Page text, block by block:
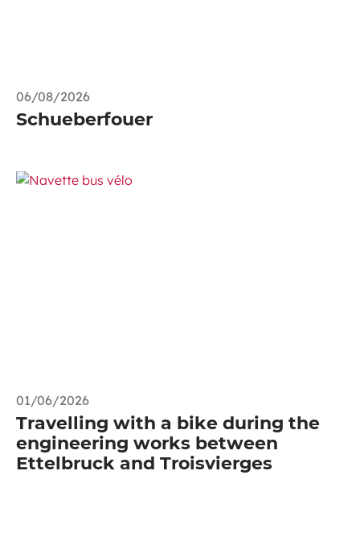
06/08/2026
Schueberfouer
01/06/2026
Travelling with a bike during the
engineering works between
Ettelbruck and Troisvierges